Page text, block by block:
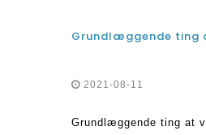
2021-08-11
Grundlæggende ting at